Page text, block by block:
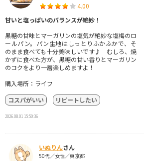
4.00
甘いと塩っぱいのバランスが絶妙！
黒糖の甘味とマーガリンの塩気が絶妙な塩梅のロ
ールパン。パン生地はしっとりふかふかで、そ
のまま食べても十分美味しいです♪ むしろ、焼
かずに食べた方が、黒糖の甘い香りとマーガリン
のコクをより一層楽しめますよ！
購入場所：ライフ
コスパがいい
リピートしたい
2026.08.01 15:50:36
いぬりんさん
50代／女性／東京都